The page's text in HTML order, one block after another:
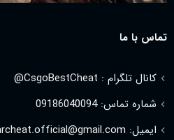
تماس با ما
کانال تلگرام : CsgoBestCheat@
شماره تماس: 09186040094
ایمیل: mrcheat.official@gmail.com